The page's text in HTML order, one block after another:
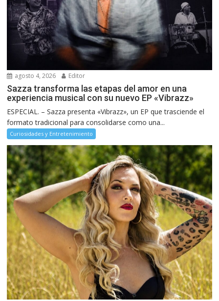
agosto 4, 2026 Editor
Sazza transforma las etapas del amor en una
experiencia musical con su nuevo EP «Vibrazz»
ESPECIAL. – Sazza presenta «Vibrazz», un EP que trasciende el
formato tradicional para consolidarse como una...
Curiosidades y Entretenimiento